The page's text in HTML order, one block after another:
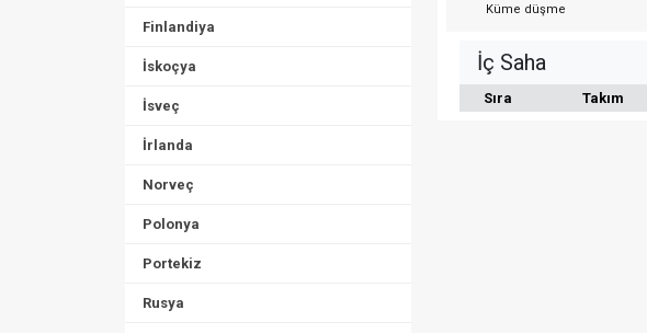
Finlandiya
İskoçya
İsveç
İrlanda
Norveç
Polonya
Portekiz
Rusya
Küme düşme
İç Saha
Sıra Takım